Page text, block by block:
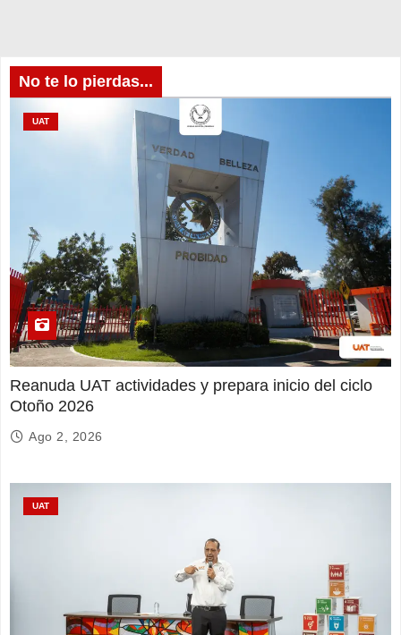
No te lo pierdas...
UAT
Reanuda UAT actividades y prepara inicio del ciclo
Otoño 2026
Ago 2, 2026
UAT